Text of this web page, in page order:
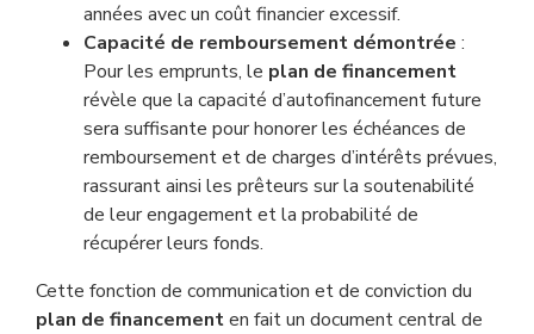
années avec un coût financier excessif.
Capacité de remboursement démontrée :
Pour les emprunts, le plan de financement
révèle que la capacité d’autofinancement future
sera suffisante pour honorer les échéances de
remboursement et de charges d’intérêts prévues,
rassurant ainsi les prêteurs sur la soutenabilité
de leur engagement et la probabilité de
récupérer leurs fonds.
Cette fonction de communication et de conviction du
plan de financementen fait un document central de